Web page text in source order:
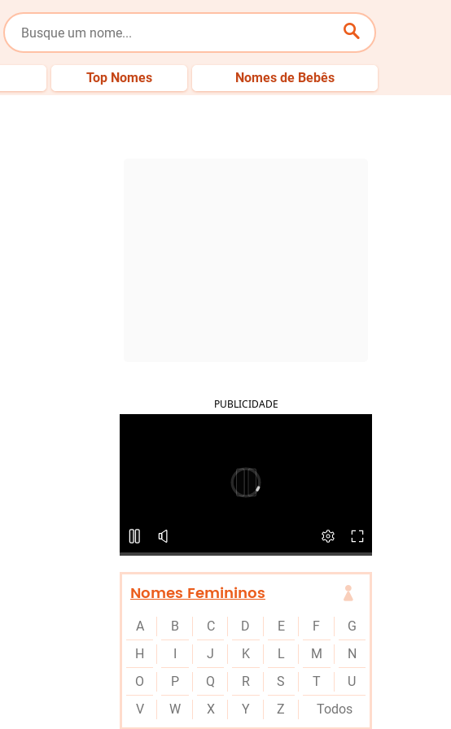
Top Nomes Nomes de Bebês
PUBLICIDADE
Nomes Femininos
A B C D E F
G
H
I J K L M
N
O
P Q R S T
U
V
W X Y Z Todos